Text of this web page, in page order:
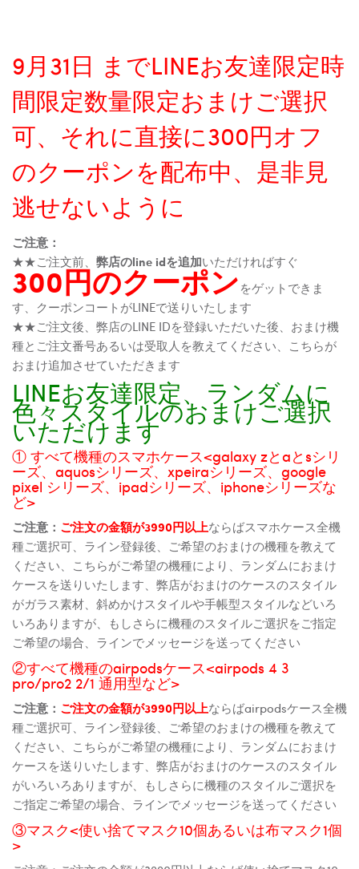
9月31日 までLINEお友達限定時
間限定数量限定おまけご選択
可、それに直接に300円オフ
のクーポンを配布中、是非見
逃せないように
ご注意：
★★ご注文前、 弊店のline idを追加いただければすぐ
300円のクーポンをゲットできま
す、クーポンコートがLINEで送りいたします
★★ご注文後、弊店のLINE IDを登録いただいた後、おまけ機
種とご注文番号あるいは受取人を教えてください、こちらが
おまけ追加させていただきます
LINEお友達限定、ランダムに
色々スタイルのおまけご選択
いただけます
① すべて機種のスマホケース<galaxy zとaとsシリ
ーズ、aquosシリーズ、xpeiraシリーズ、google
pixel シリーズ、ipadシリーズ、iphoneシリーズな
ど>
ご注意： ご注文の金額が3990円以上ならばスマホケース全機
種ご選択可、ライン登録後、ご希望のおまけの機種を教えて
ください、こちらがご希望の機種により、ランダムにおまけ
ケースを送りいたします、弊店がおまけのケースのスタイル
がガラス素材、斜めかけスタイルや手帳型スタイルなどいろ
いろありますが、もしさらに機種のスタイルご選択をご指定
ご希望の場合、ラインでメッセージを送ってください
②すべて機種のairpodsケース<airpods 4 3
pro/pro2 2/1 通用型など>
ご注意： ご注文の金額が3990円以上ならばairpodsケース全機
種ご選択可、ライン登録後、ご希望のおまけの機種を教えて
ください、こちらがご希望の機種により、ランダムにおまけ
ケースを送りいたします、弊店がおまけのケースのスタイル
がいろいろありますが、もしさらに機種のスタイルご選択を
ご指定ご希望の場合、ラインでメッセージを送ってください
③マスク<使い捨てマスク10個あるいは布マスク1個
>